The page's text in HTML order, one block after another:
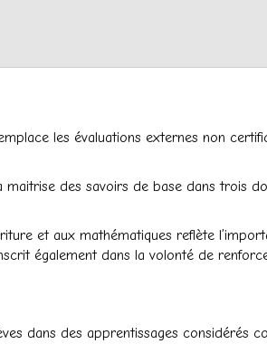
les évaluations externes non
des savoirs de base dans trois
et aux mathématiques reflète
également dans la volonté de
dans des apprentissages considérés